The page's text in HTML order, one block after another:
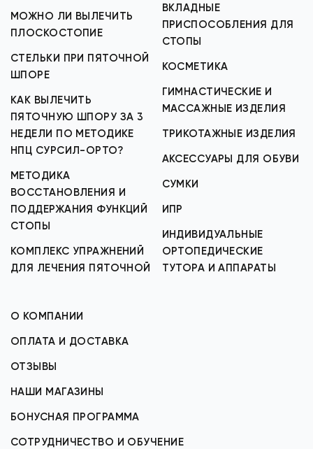
МОЖНО ЛИ ВЫЛЕЧИТЬ
ПЛОСКОСТОПИЕ
СТЕЛЬКИ ПРИ ПЯТОЧНОЙ
ШПОРЕ
КАК ВЫЛЕЧИТЬ
ПЯТОЧНУЮ ШПОРУ ЗА 3
НЕДЕЛИ ПО МЕТОДИКЕ
НПЦ СУРСИЛ-ОРТО?
МЕТОДИКА
ВОССТАНОВЛЕНИЯ И
ПОДДЕРЖАНИЯ ФУНКЦИЙ
СТОПЫ
КОМПЛЕКС УПРАЖНЕНИЙ
ДЛЯ ЛЕЧЕНИЯ ПЯТОЧНОЙ
ВКЛАДНЫЕ
ПРИСПОСОБЛЕНИЯ ДЛЯ
СТОПЫ
КОСМЕТИКА
ГИМНАСТИЧЕСКИЕ И
МАССАЖНЫЕ ИЗДЕЛИЯ
ТРИКОТАЖНЫЕ ИЗДЕЛИЯ
АКСЕССУАРЫ ДЛЯ ОБУВИ
СУМКИ
ИПР
ИНДИВИДУАЛЬНЫЕ
ОРТОПЕДИЧЕСКИЕ
ТУТОРА И АППАРАТЫ
О КОМПАНИИ
ОПЛАТА И ДОСТАВКА
ОТЗЫВЫ
НАШИ МАГАЗИНЫ
БОНУСНАЯ ПРОГРАММА
СОТРУДНИЧЕСТВО И ОБУЧЕНИЕ